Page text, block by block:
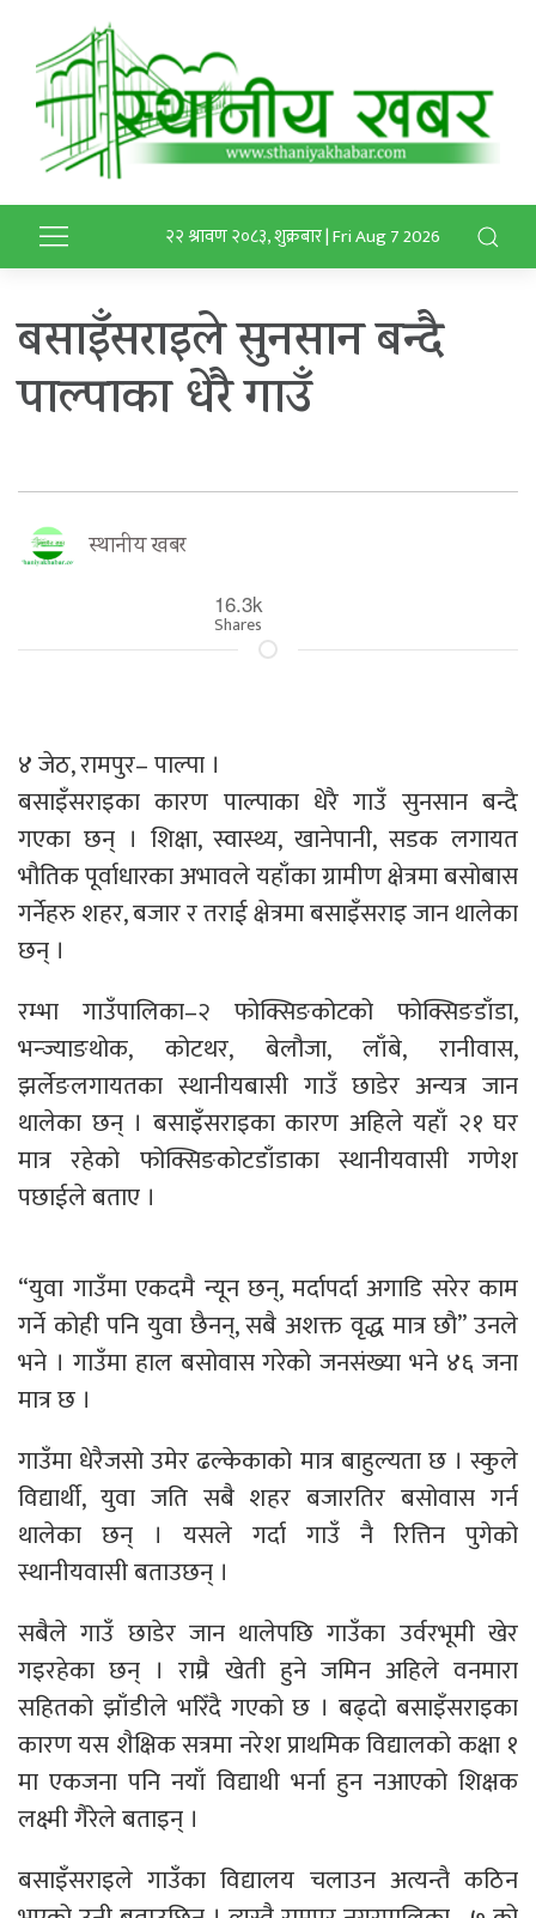
२२ श्रावण २०८३, शुक्रबार | Fri Aug 7 2026
बसाइँसराइले सुनसान बन्दै
पाल्पाका धेरै गाउँ
स्थानीय खबर
16.3k
Shares
४ जेठ, रामपुर– पाल्पा ।
बसाइँसराइका कारण पाल्पाका धेरै गाउँ सुनसान बन्दै
गएका छन् । शिक्षा, स्वास्थ्य, खानेपानी, सडक लगायत
भौतिक पूर्वाधारका अभावले यहाँका ग्रामीण क्षेत्रमा बसोबास
गर्नेहरु शहर, बजार र तराई क्षेत्रमा बसाइँसराइ जान थालेका
छन् ।
रम्भा गाउँपालिका–२ फोक्सिङकोटको फोक्सिङडाँडा,
भन्ज्याङथोक, कोटथर, बेलौजा, लाँबे, रानीवास,
झर्लेङलगायतका स्थानीयबासी गाउँ छाडेर अन्यत्र जान
थालेका छन् । बसाइँसराइका कारण अहिले यहाँ २१ घर
मात्र रहेको फोक्सिङकोटडाँडाका स्थानीयवासी गणेश
पछाईले बताए ।
“युवा गाउँमा एकदमै न्यून छन्, मर्दापर्दा अगाडि सरेर काम
गर्ने कोही पनि युवा छैनन्, सबै अशक्त वृद्ध मात्र छौ” उनले
भने । गाउँमा हाल बसोवास गरेको जनसंख्या भने ४६ जना
मात्र छ ।
गाउँमा धेरैजसो उमेर ढल्केकाको मात्र बाहुल्यता छ । स्कुले
विद्यार्थी, युवा जति सबै शहर बजारतिर बसोवास गर्न
थालेका छन् । यसले गर्दा गाउँ नै रित्तिन पुगेको
स्थानीयवासी बताउछन् ।
सबैले गाउँ छाडेर जान थालेपछि गाउँका उर्वरभूमी खेर
गइरहेका छन् । राम्रै खेती हुने जमिन अहिले वनमारा
सहितको झाँडीले भरिँदै गएको छ । बढ्दो बसाइँसराइका
कारण यस शैक्षिक सत्रमा नरेश प्राथमिक विद्यालको कक्षा १
मा एकजना पनि नयाँ विद्याथी भर्ना हुन नआएको शिक्षक
लक्ष्मी गैरेले बताइन् ।
बसाइँसराइले गाउँका विद्यालय चलाउन अत्यन्तै कठिन